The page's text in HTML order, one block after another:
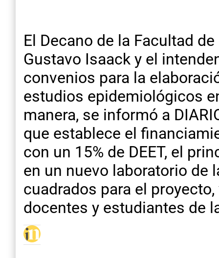
El Decano de la Facultad
Gustavo Isaack y el
convenios para la
estudios epidemiológicos
manera, se informó a
que establece el
con un 15% de DEET, el
en un nuevo laboratorio de
cuadrados para el
docentes y estudiantes de